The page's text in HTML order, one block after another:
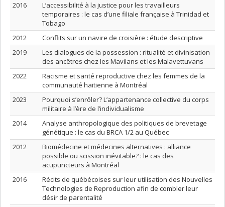
2016
L’accessibilité à la justice pour les travailleurs
temporaires : le cas d’une filiale française à Trinidad et
Tobago
2012
Conflits sur un navire de croisière : étude descriptive
2019
Les dialogues de la possession : ritualité et divinisation
des ancêtres chez les Mavilans et les Malavettuvans
2022
Racisme et santé reproductive chez les femmes de la
communauté haïtienne à Montréal
2023
Pourquoi s’enrôler? L’appartenance collective du corps
militaire à l’ère de l’individualisme
2014
Analyse anthropologique des politiques de brevetage
génétique : le cas du BRCA 1/2 au Québec
2012
Biomédecine et médecines alternatives : alliance
possible ou scission inévitable? : le cas des
acupuncteurs à Montréal
2016
Récits de québécoises sur leur utilisation des Nouvelles
Technologies de Reproduction afin de combler leur
désir de parentalité